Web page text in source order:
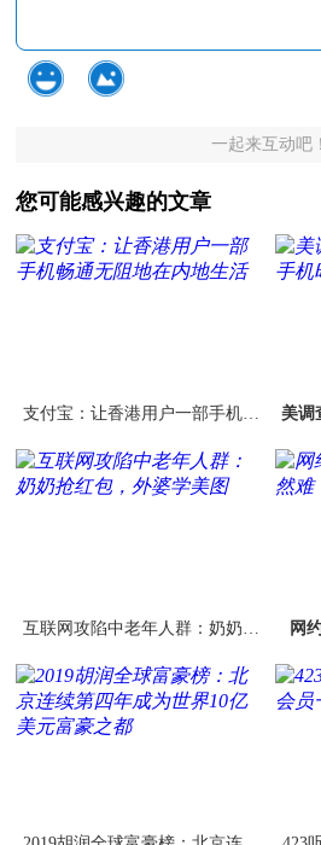
一起来互动吧！
您可能感兴趣的文章
支付宝：让香港用户一部手机畅
美调
互联网攻陷中老年人群：奶奶抢
网